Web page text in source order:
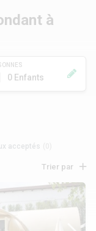
0 Enfants
à
acceptés
Trier par